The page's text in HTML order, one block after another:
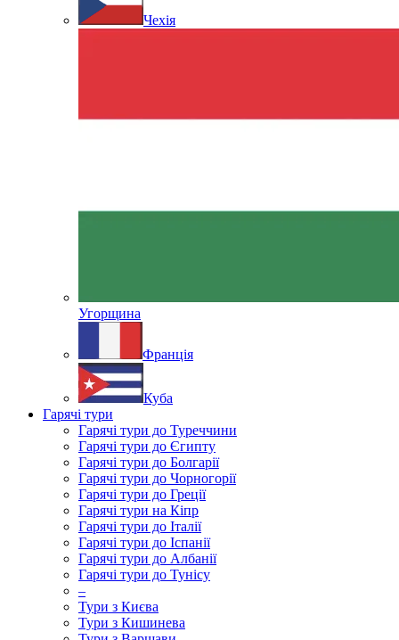
Чехія
Угорщина
Франція
Куба
Гарячі тури
Гарячі тури до Туреччини
Гарячі тури до Єгипту
Гарячі тури до Болгарії
Гарячі тури до Чорногорії
Гарячі тури до Греції
Гарячі тури на Кіпр
Гарячі тури до Італії
Гарячі тури до Іспанії
Гарячі тури до Албанії
Гарячі тури до Тунісу
–
Тури з Києва
Тури з Кишинева